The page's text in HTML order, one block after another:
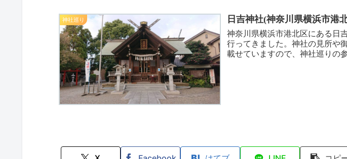
神社巡り 日吉神社(神奈川県横浜市港
神奈川県横浜市港北区にある日
行ってきました。神社の見所や
載せていますので、神社巡りの